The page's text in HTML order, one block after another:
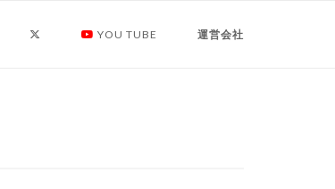
YOU TUBE 運営会社